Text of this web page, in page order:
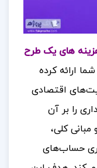
هزینه های یک طرح
شما ارائه کرده
اقتصادی
را بر آن
کلی،
حساب‌های